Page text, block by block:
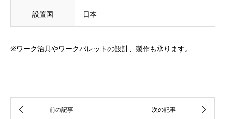
設置国 日本
※ワーク治具やワークパレットの設計、製作も承ります。